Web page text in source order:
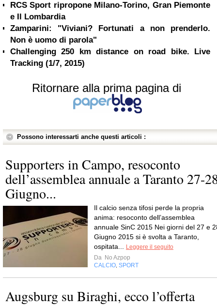
RCS Sport ripropone Milano-Torino, Gran Piemonte
e Il Lombardia
Zamparini: "Viviani? Fortunati a non prenderlo.
Non è uomo di parola"
Challenging 250 km distance on road bike. Live
Tracking (1/7, 2015)
Ritornare alla prima pagina di
Possono interessarti anche questi articoli :
Supporters in Campo, resoconto
dell’assemblea annuale a Taranto 27-
Giugno...
Il calcio senza tifosi perde la propria
anima: resoconto dell’assemblea
annuale SinC 2015 Nei giorni del 27 e
Giugno 2015 si è svolta a Taranto,
ospitata... Leggere il seguito
Da No Azpop
CALCIO, SPORT
Augsburg su Biraghi, ecco l’offerta